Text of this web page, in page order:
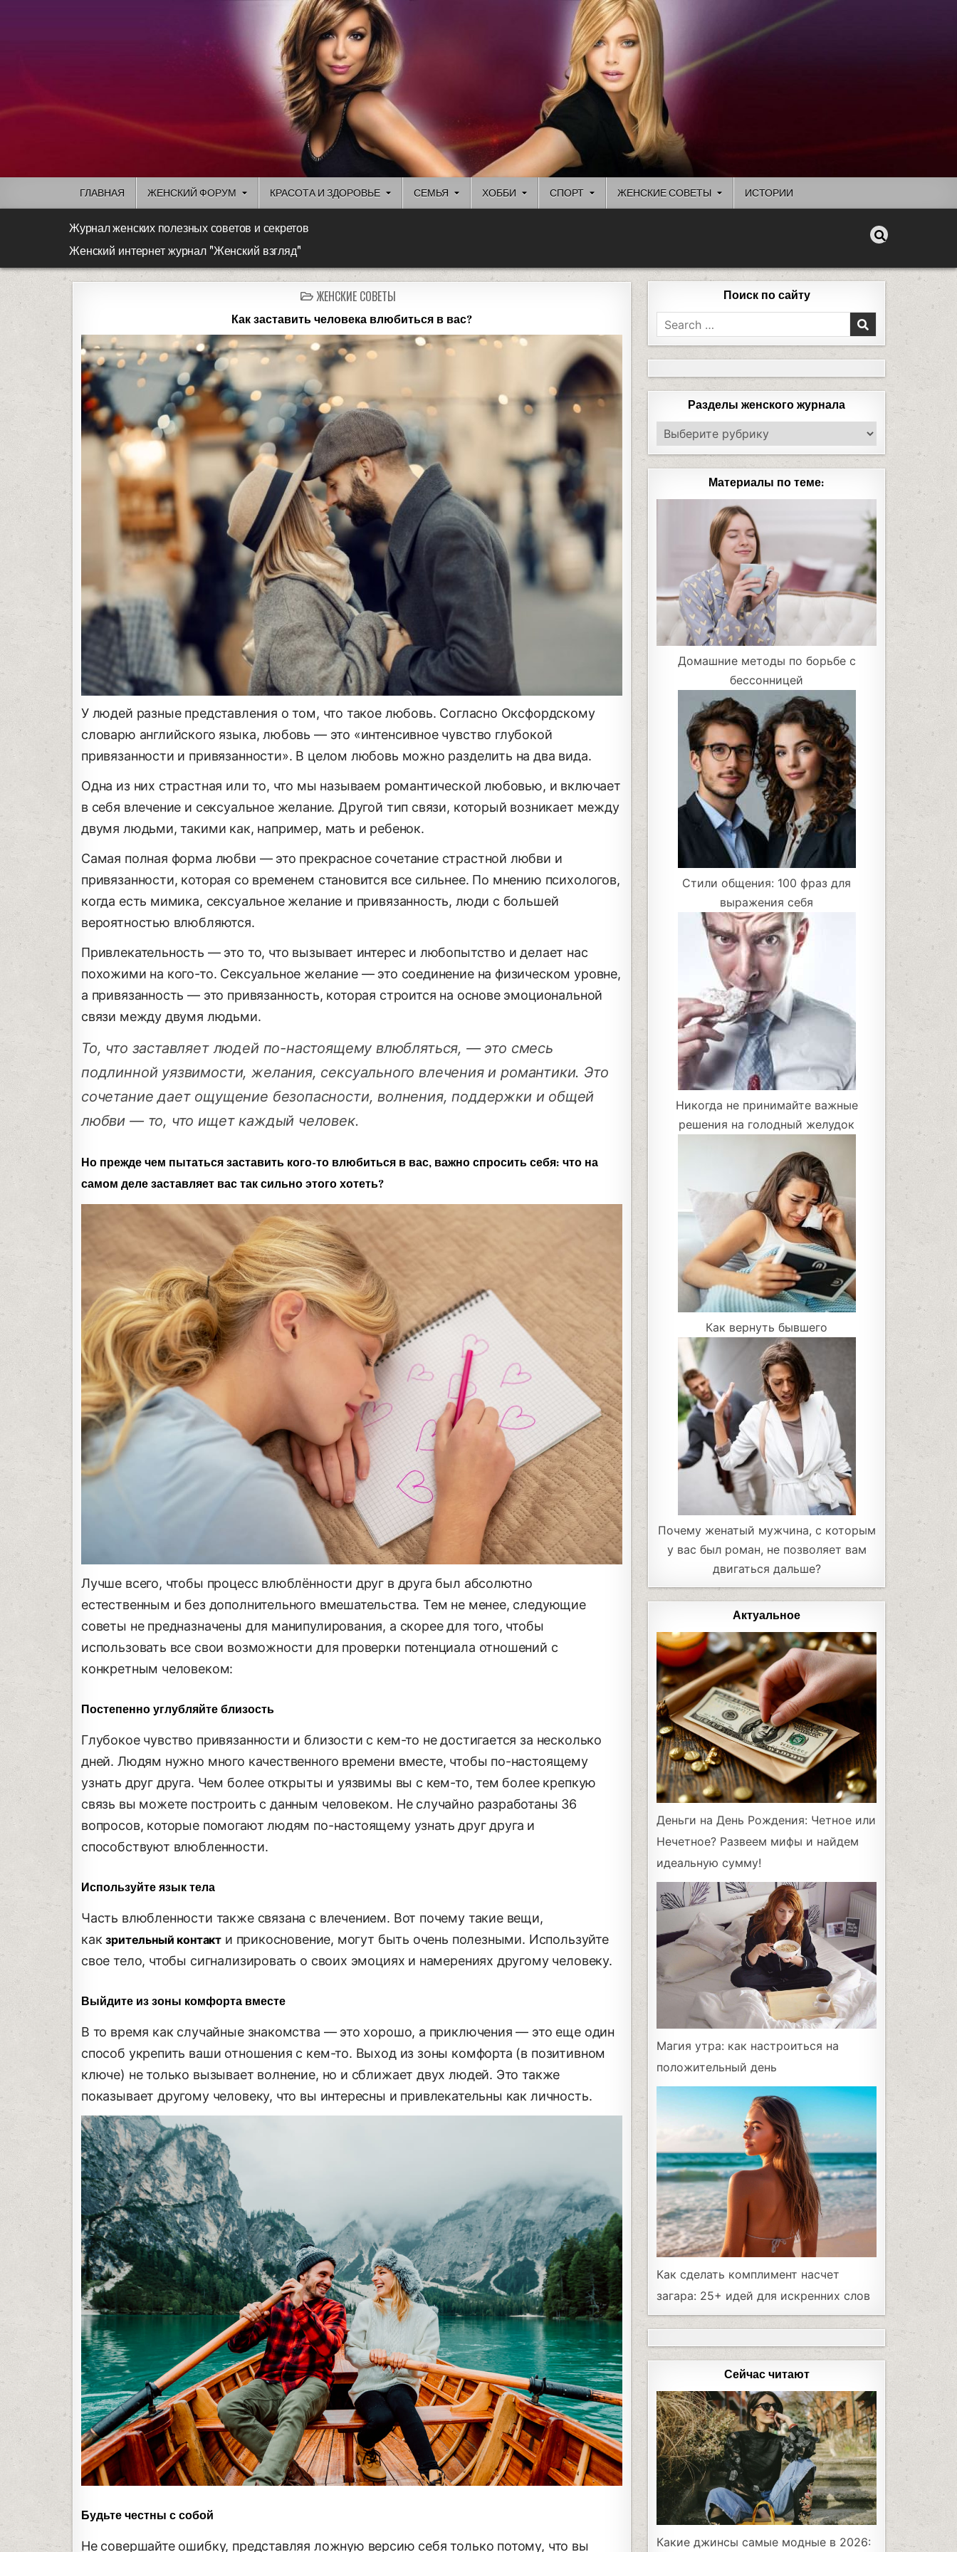
ГЛАВНАЯ ЖЕНСКИЙ ФОРУМ КРАСОТА И ЗДОРОВЬЕ СЕМЬЯ ХОББИ СПОРТ ЖЕНСКИЕ СОВЕТЫ ИСТОРИИ
Журнал женских полезных советов и секретов
Женский интернет журнал "Женский взгляд"
ЖЕНСКИЕ СОВЕТЫ
Как заставить человека влюбиться в вас?
У людей разные представления о том, что такое любовь. Согласно Оксфордскому
словарю английского языка, любовь — это «интенсивное чувство глубокой
привязанности и привязанности». В целом любовь можно разделить на два вида.
Одна из них страстная или то, что мы называем романтической любовью, и включает
в себя влечение и сексуальное желание. Другой тип связи, который возникает между
двумя людьми, такими как, например, мать и ребенок.
Самая полная форма любви — это прекрасное сочетание страстной любви и
привязанности, которая со временем становится все сильнее. По мнению психологов,
когда есть мимика, сексуальное желание и привязанность, люди с большей
вероятностью влюбляются.
Привлекательность — это то, что вызывает интерес и любопытство и делает нас
похожими на кого-то. Сексуальное желание — это соединение на физическом уровне,
а привязанность — это привязанность, которая строится на основе эмоциональной
связи между двумя людьми.
То, что заставляет людей по-настоящему влюбляться, — это смесь
подлинной уязвимости, желания, сексуального влечения и романтики. Это
сочетание дает ощущение безопасности, волнения, поддержки и общей
любви — то, что ищет каждый человек.
Но прежде чем пытаться заставить кого-то влюбиться в вас, важно спросить себя: что на
самом деле заставляет вас так сильно этого хотеть?
Лучше всего, чтобы процесс влюблённости друг в друга был абсолютно
естественным и без дополнительного вмешательства. Тем не менее, следующие
советы не предназначены для манипулирования, а скорее для того, чтобы
использовать все свои возможности для проверки потенциала отношений с
конкретным человеком:
Постепенно углубляйте близость
Глубокое чувство привязанности и близости с кем-то не достигается за несколько
дней. Людям нужно много качественного времени вместе, чтобы по-настоящему
узнать друг друга. Чем более открыты и уязвимы вы с кем-то, тем более крепкую
связь вы можете построить с данным человеком. Не случайно разработаны 36
вопросов, которые помогают людям по-настоящему узнать друг друга и
способствуют влюбленности.
Используйте язык тела
Часть влюбленности также связана с влечением. Вот почему такие вещи,
какзрительный контакт и прикосновение, могут быть очень полезными. Используйте
свое тело, чтобы сигнализировать о своих эмоциях и намерениях другому человеку.
Выйдите из зоны комфорта вместе
В то время как случайные знакомства — это хорошо, а приключения — это еще один
способ укрепить ваши отношения с кем-то. Выход из зоны комфорта (в позитивном
ключе) не только вызывает волнение, но и сближает двух людей. Это также
показывает другому человеку, что вы интересны и привлекательны как личность.
Будьте честны с собой
Не совершайте ошибку, представляя ложную версию себя только потому, что вы
Поиск по сайту
Разделы женского журнала
Материалы по теме:
Домашние методы по борьбе с
бессонницей
Стили общения: 100 фраз для
выражения себя
Никогда не принимайте важные
решения на голодный желудок
Как вернуть бывшего
Почему женатый мужчина, с которым
у вас был роман, не позволяет вам
двигаться дальше?
Актуальное
Деньги на День Рождения: Четное или
Нечетное? Развеем мифы и найдем
идеальную сумму!
Магия утра: как настроиться на
положительный день
Как сделать комплимент насчет
загара: 25+ идей для искренних слов
Сейчас читают
Какие джинсы самые модные в 2026: